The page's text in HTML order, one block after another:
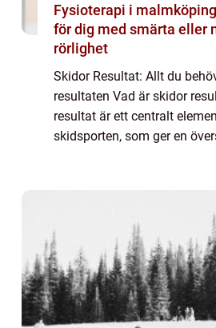
Fysioterapi i malmköping vägledning
för dig med smärta eller
rörlighet
Skidor Resultat: Allt du
resultaten Vad är skidor
resultat är ett centralt
skidsporten, som ger en